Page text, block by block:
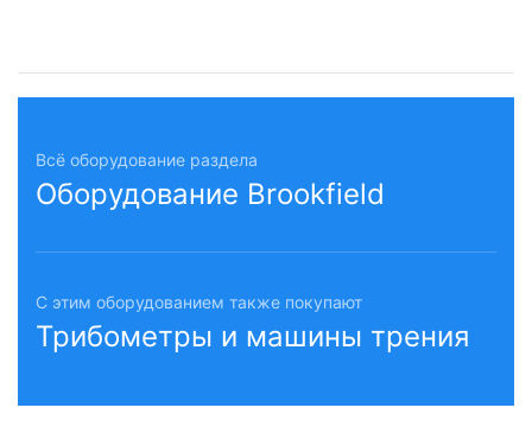
Всё оборудование раздела
Оборудование Brookfield
С этим оборудованием также покупают
Трибометры и машины трения